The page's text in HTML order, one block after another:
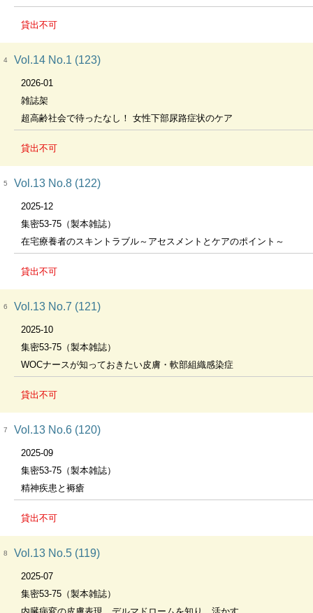
貸出不可
4 Vol.14 No.1 (123)
2026-01
雑誌架
超高齢社会で待ったなし！ 女性下部尿路症状のケア
貸出不可
5 Vol.13 No.8 (122)
2025-12
集密53-75（製本雑誌）
在宅療養者のスキントラブル～アセスメントとケアのポイント～
貸出不可
6 Vol.13 No.7 (121)
2025-10
集密53-75（製本雑誌）
WOCナースが知っておきたい皮膚・軟部組織感染症
貸出不可
7 Vol.13 No.6 (120)
2025-09
集密53-75（製本雑誌）
精神疾患と褥瘡
貸出不可
8 Vol.13 No.5 (119)
2025-07
集密53-75（製本雑誌）